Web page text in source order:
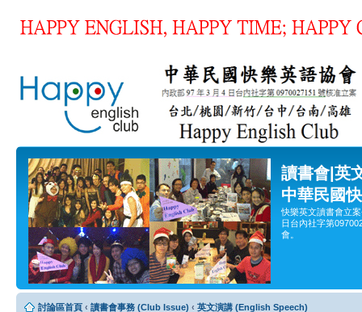
讀書會|英
中華民國
快樂英文讀書會立
日台內社字第
會。
討論區首頁 ‹ 讀書會事務 (Club Issue) ‹ 英文演講 (English Speech)